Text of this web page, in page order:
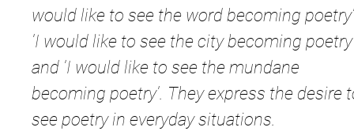
would like to see the word becoming
'I would like to see the city becoming
and 'I would like to see the mundane
becoming poetry'. They express the desire
see poetry in everyday situations.